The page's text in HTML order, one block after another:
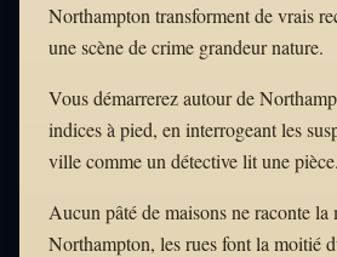
Northampton transforment de vrais
une scène de crime grandeur nature.
Vous démarrerez autour de
indices à pied, en interrogeant les
ville comme un détective lit une pièce.
Aucun pâté de maisons ne raconte
Northampton, les rues font la moitié